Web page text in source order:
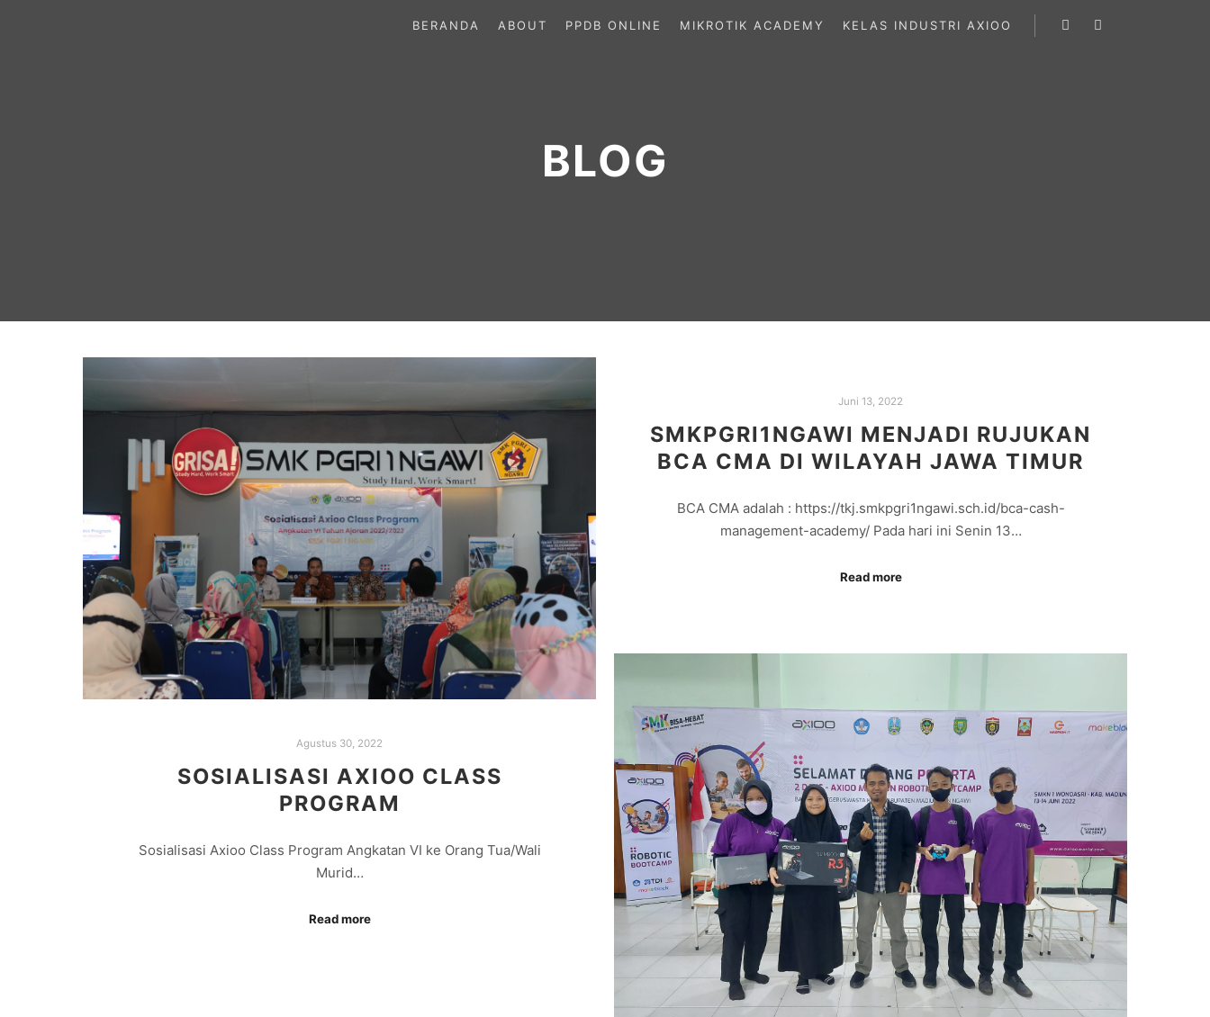
BERANDA ABOUT PPDB ONLINE MIKROTIK ACADEMY
KELAS INDUSTRI AXIOO
BLOG
Agustus 30, 2022
SOSIALISASI AXIOO CLASS
PROGRAM
Sosialisasi Axioo Class Program Angkatan VI ke Orang Tua/Wali
Murid…
Read more
Juni 13, 2022
SMKPGRI1NGAWI MENJADI RUJUKAN
BCA CMA DI WILAYAH JAWA TIMUR
BCA CMA adalah : https://tkj.smkpgri1ngawi.sch.id/bca-cash-
management-academy/ Pada hari ini Senin 13…
Read more